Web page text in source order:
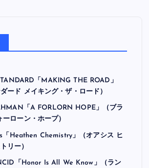
「MAKING THE ROAD」
ード メイキング・ザ・ロード）
「A FORLORN HOPE」（ブラ
ローン・ホープ）
「Heathen Chemistry」（オアシス ヒ
リー）
「Honor Is All We Know」（ラン